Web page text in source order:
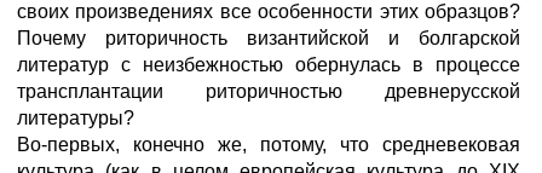
своих произведениях все особенности этих образцов?
Почему риторичность византийской и болгарской
литератур с неизбежностью обернулась в процессе
трансплантации риторичностью древнерусской
литературы?
Во-первых, конечно же, потому, что средневековая